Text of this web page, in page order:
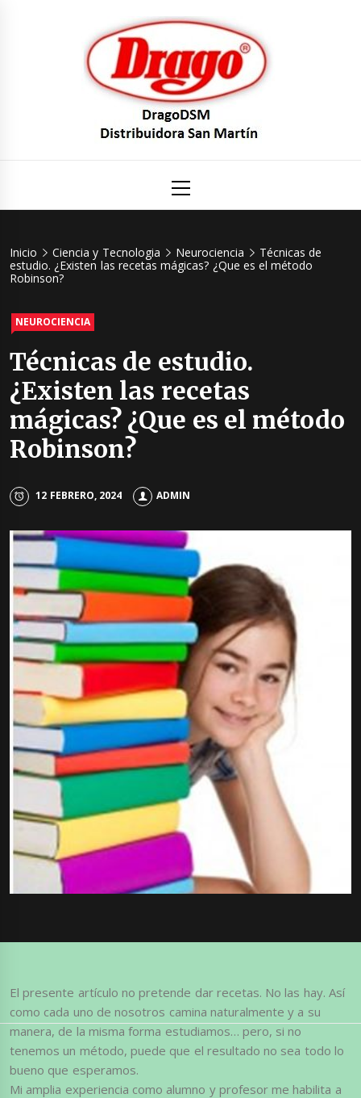
San
principal
Inicio Ciencia y Tecnologia Neurociencia
Técnicas de
estudio. ¿Existen las recetas mágicas? ¿Que es el método
Robinson?
NEUROCIENCIA
Técnicas de estudio.
¿Existen las recetas
mágicas? ¿Que es el método
Robinson?
12 FEBRERO, 2024 ADMIN
El presente artículo no pretende dar recetas. No las hay. Así
como cada uno de nosotros camina naturalmente y a su
manera, de la misma forma estudiamos… pero, si no
tenemos un método, puede que el resultado no sea todo lo
bueno que esperamos.
Mi amplia experiencia como alumno y profesor me habilita a